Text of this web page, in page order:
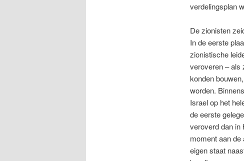
verdelingsplan
De zionisten
In de eerste
zionistische
veroveren – als
konden
worden.
Israel op het
de eerste
veroverd dan in
moment aan
eigen staat